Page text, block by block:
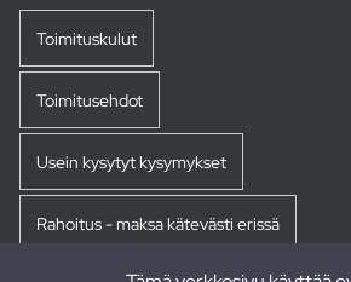
Toimituskulut
Toimitusehdot
Usein kysytyt kysymykset
Rahoitus - maksa kätevästi erissä